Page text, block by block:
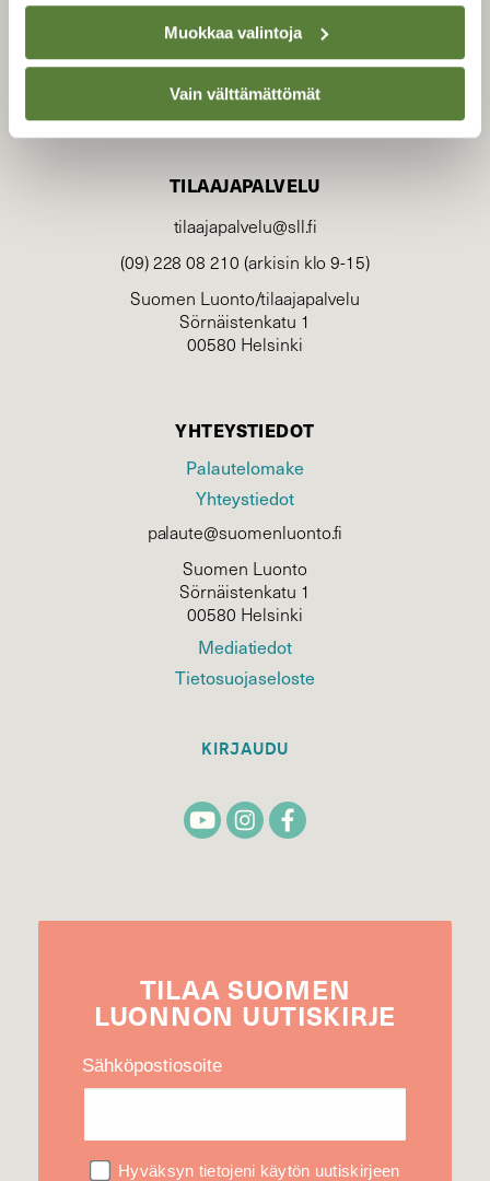
Muokkaa valintoja
Vain välttämättömät
TILAAJAPALVELU
tilaajapalvelu@sll.fi
(09) 228 08 210 (arkisin klo 9-15)
Suomen Luonto/tilaajapalvelu
Sörnäistenkatu 1
00580 Helsinki
YHTEYSTIEDOT
Palautelomake
Yhteystiedot
palaute@suomenluonto.fi
Suomen Luonto
Sörnäistenkatu 1
00580 Helsinki
Mediatiedot
Tietosuojaseloste
KIRJAUDU
TILAA SUOMEN
LUONNON UUTIS­KIRJE
Sähköpostiosoite
Hyväksyn tietojeni käytön uutiskirjeen